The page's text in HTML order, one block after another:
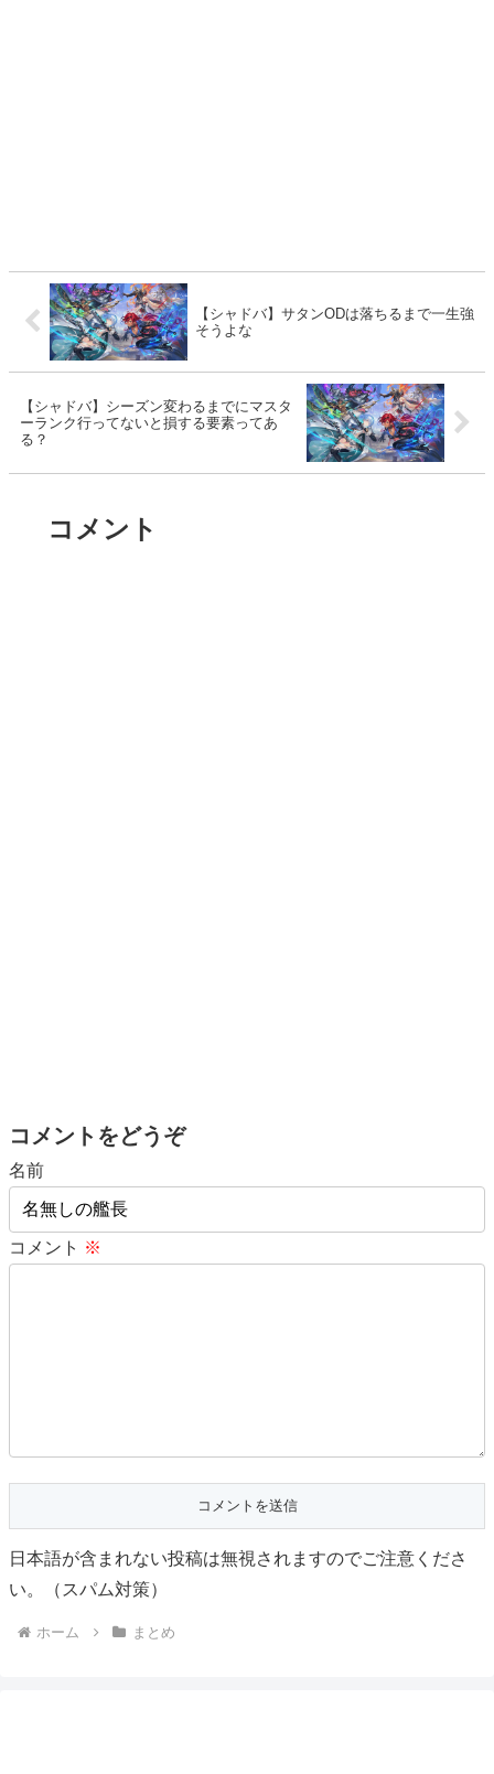
【シャドバ】サタンODは落ちるまで一生強
そうよな
【シャドバ】シーズン変わるまでにマスタ
ーランク行ってないと損する要素ってあ
る？
コメント
コメントをどうぞ
名前
コメント ※
日本語が含まれない投稿は無視されますのでご注意くださ
い。（スパム対策）
ホーム まとめ